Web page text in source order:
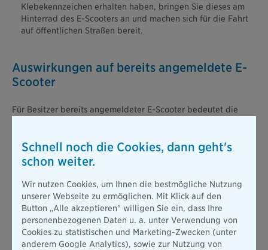
Klebekennzeichen erhalten haben, bringen Sie dieses am
Hinterrad des E-Scooters an und machen sich für die Fahrt
auf öffentlichen Straßen bereit.
Auswirkungen auf bereits angemeldete E-
Scooter
Für Besitzer bereits angemeldeter E-Scooter bedeutet die
neue ersetzt werden muss. Das ist allerdings fast immer der
Fall. Denn in der Regel ist ein Austausch der Kennzeichen
jedes Jahr bis spätestens
muss von dem Halter oder der Halterin sichergestellt werden,
dass das neue Kennzeichen gut sichtbar am Hinterrad des E-
Scooters angebracht ist.
Was Sie als Fahrer noch wissen sollten
Schnell noch die Cookies, dann geht's
schon weiter.
Wir nutzen Cookies, um Ihnen die bestmögliche Nutzung
unserer Webseite zu ermöglichen. Mit Klick auf den
Button „Alle akzeptieren" willigen Sie ein, dass Ihre
personenbezogenen Daten u. a. unter Verwendung von
Cookies zu statistischen und Marketing-Zwecken (unter
anderem Google Analytics), sowie zur Nutzung von